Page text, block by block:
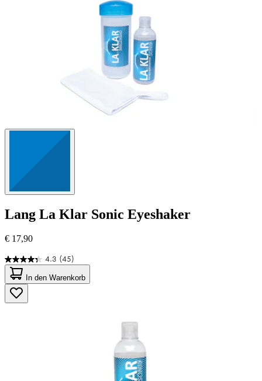
Lang La Klar Sonic Eyeshaker
€ 17,90
4.3 (45)
4.3
von
5
Sternen.
45
In den Warenkorb